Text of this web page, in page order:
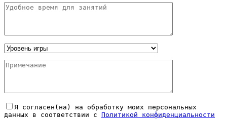
Я согласен(на) на обработку моих персональных
данных в соответствии с Политикой конфиденциальности